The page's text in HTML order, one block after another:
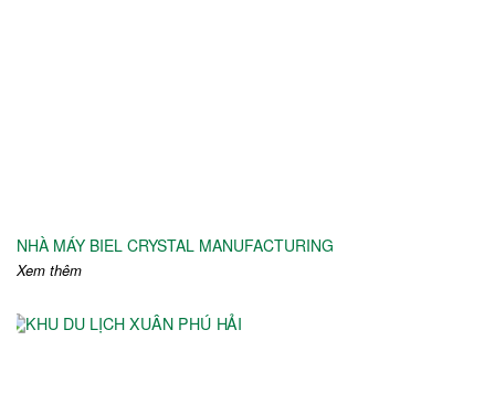
NHÀ MÁY BIEL CRYSTAL MANUFACTURING
Xem thêm